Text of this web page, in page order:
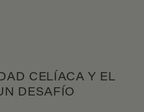
CELÍACA Y EL
DESAFÍO